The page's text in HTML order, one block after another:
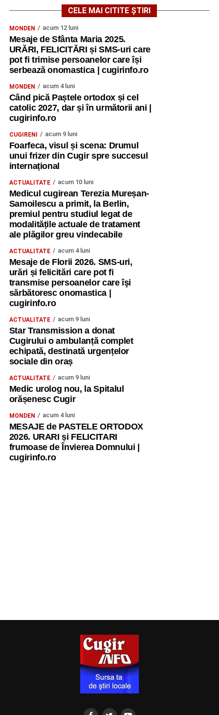
CELE MAI CITITE ȘTIRI
MONDEN acum 12 luni
Mesaje de Sfânta Maria 2025.
URĂRI, FELICITĂRI și SMS-uri care
pot fi trimise persoanelor care își
serbează onomastica | cugirinfo.ro
MONDEN acum 4 luni
Când pică Paștele ortodox și cel
catolic 2027, dar și în următorii ani |
cugirinfo.ro
CUGIRENI acum 9 luni
Foarfeca, visul și scena: Drumul
unui frizer din Cugir spre succesul
internațional
ACTUALITATE acum 10 luni
Medicul cugirean Terezia Mureșan-
Samoilescu a primit, la Berlin,
premiul pentru studiul legat de
modalitățile actuale de tratament
ale plăgilor greu vindecabile
ACTUALITATE acum 4 luni
Mesaje de Florii 2026. SMS-uri,
urări și felicitări care pot fi
transmise persoanelor care îşi
sărbătoresc onomastica |
cugirinfo.ro
ACTUALITATE acum 9 luni
Star Transmission a donat
Cugirului o ambulanță complet
echipată, destinată urgențelor
sociale din oraș
ACTUALITATE acum 9 luni
Medic urolog nou, la Spitalul
orășenesc Cugir
MONDEN acum 4 luni
MESAJE de PASTELE ORTODOX
2026. URARI și FELICITARI
frumoase de Învierea Domnului |
cugirinfo.ro